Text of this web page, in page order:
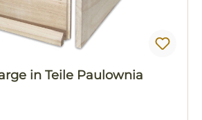
in Teile Paulownia